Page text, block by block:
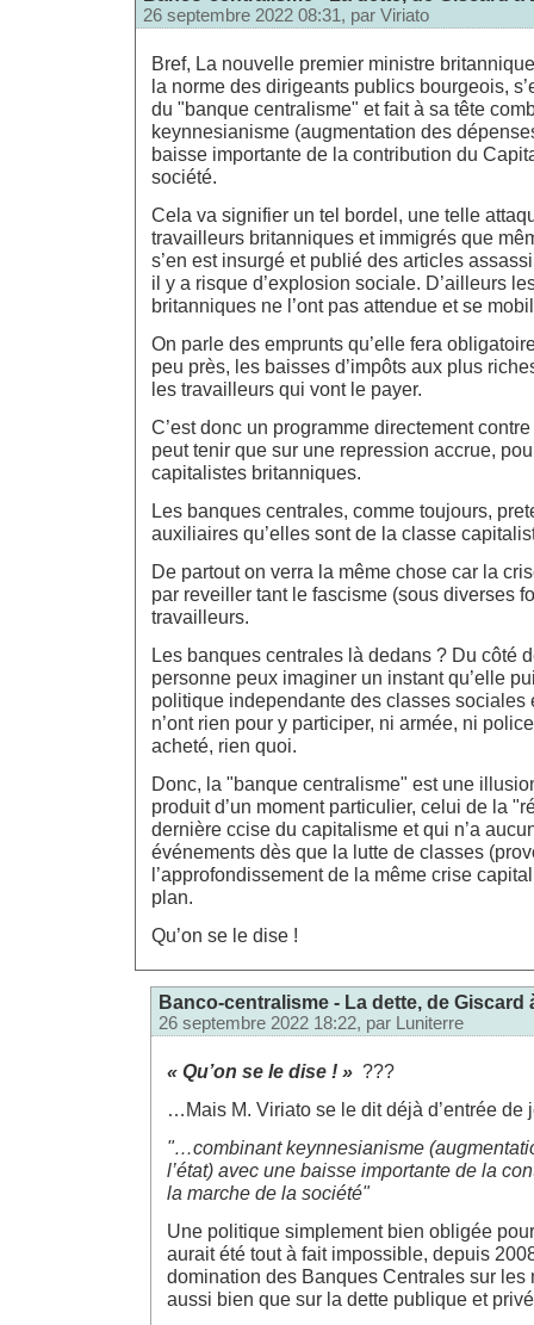
26 septembre 2022 08:31, par Viriato
Bref, La nouvelle premier ministre
la norme des dirigeants publics bourgeois,
du "banque centralisme" et fait à sa tête
keynnesianisme (augmentation des
baisse importante de la contribution du
société.
Cela va signifier un tel bordel, une telle
travailleurs britanniques et immigrés que
s’en est insurgé et publié des articles
il y a risque d’explosion sociale. D’ailleurs
britanniques ne l’ont pas attendue et se
On parle des emprunts qu’elle fera
peu près, les baisses d’impôts aux plus
les travailleurs qui vont le payer.
C’est donc un programme directement
peut tenir que sur une repression accrue,
capitalistes britanniques.
Les banques centrales, comme toujours,
auxiliaires qu’elles sont de la classe
De partout on verra la même chose car la
par reveiller tant le fascisme (sous diverses
travailleurs.
Les banques centrales là dedans ? Du côté
personne peux imaginer un instant qu’elle
politique independante des classes sociales
n’ont rien pour y participer, ni armée, ni
acheté, rien quoi.
Donc, la "banque centralisme" est une
produit d’un moment particulier, celui de la
dernière ccise du capitalisme et qui n’a
événements dès que la lutte de classes
l’approfondissement de la même crise
plan.
Qu’on se le dise !
Banco-centralisme - La dette, de Giscard
26 septembre 2022 18:22, par Luniterre
« Qu’on se le dise ! » ???
…Mais M. Viriato se le dit déjà d’entrée de
"…combinant keynnesianisme
l’état) avec une baisse importante de la
la marche de la société"
Une politique simplement bien obligée
aurait été tout à fait impossible, depuis
domination des Banques Centrales sur les
aussi bien que sur la dette publique et